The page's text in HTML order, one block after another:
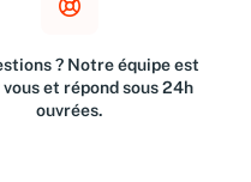
? Notre équipe est
vous et répond sous 24h
ouvrées.